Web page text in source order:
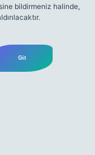
bildirmeniz halinde,